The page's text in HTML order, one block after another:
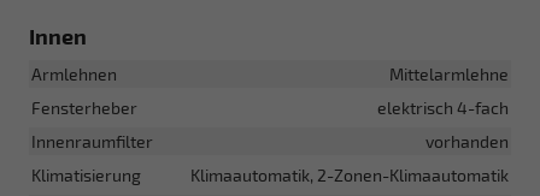
Innen
Armlehnen
Mittelarmlehne
Fensterheber
elektrisch 4-fach
Innenraumfilter
vorhanden
Klimatisierung
Klimaautomatik, 2-Zonen-Klimaautomatik